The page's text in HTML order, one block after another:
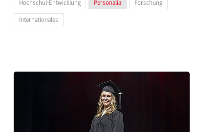
Hochschul-Entwicklung Personalia Forschung
Internationales